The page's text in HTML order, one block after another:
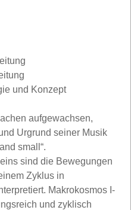
und Konzept
aufgewachsen,
Urgrund seiner Musik
small“.
sind die Bewegungen
Zyklus in
Makrokosmos I-
und zyklisch